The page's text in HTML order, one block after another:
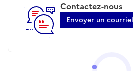
Contactez-nous
Envoyer un courriel